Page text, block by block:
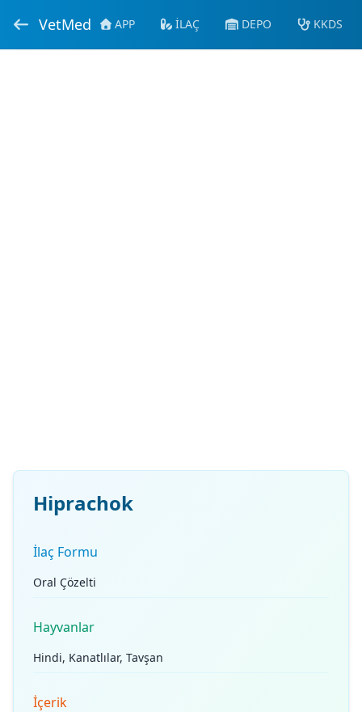
VetMed APP İLAÇ DEPO KKDS
Hiprachok
İlaç Formu
Oral Çözelti
Hayvanlar
Hindi, Kanatlılar, Tavşan
İçerik